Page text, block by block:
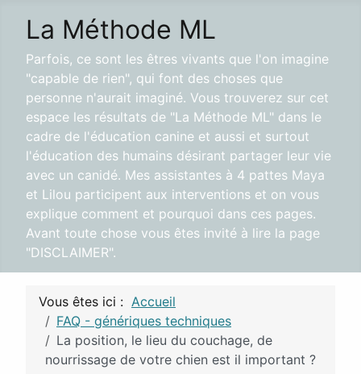
La Méthode ML
Parfois, ce sont les êtres vivants que l'on imagine
"capable de rien", qui font des choses que
personne n'aurait imaginé. Vous trouverez sur cet
espace les résultats de "La Méthode ML" dans le
cadre de l'éducation canine et aussi et surtout
l'éducation des humains désirant partager leur vie
avec un canidé. Mes assistantes à 4 pattes Maya
et Lilou participent aux interventions et on vous
explique comment et pourquoi dans ces pages.
Avant toute chose vous êtes invité à lire la page
"DISCLAIMER".
Vous êtes ici : Accueil
FAQ - génériques techniques
La position, le lieu du couchage, de
nourrissage de votre chien est il important ?